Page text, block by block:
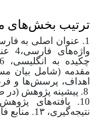
ترتیب بخش‌های
1.
مقدمه (شامل بیان‌
اهداف، پرسش‌ها و
10. یافته‌های پژوهش، 11.
نتیجه‌گیری، 1۳. منابع فارسی و لاتین